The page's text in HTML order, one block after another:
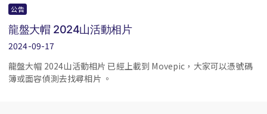
公告
龍盤大帽 2024山活動相片
2024-09-17
龍盤大帽 2024山活動相片 已經上載到 Movepic，大家可以憑號碼
簿或面容偵測去找尋相片 。